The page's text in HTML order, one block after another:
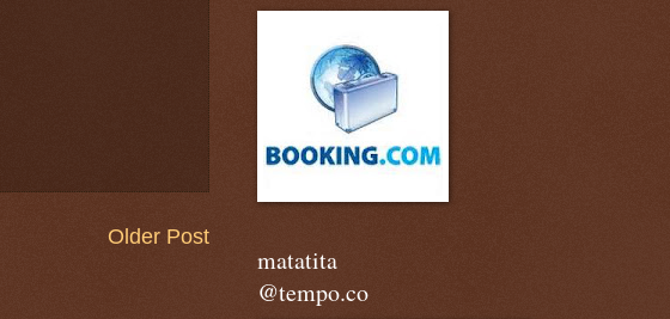
Older Post
matatita
@tempo.co